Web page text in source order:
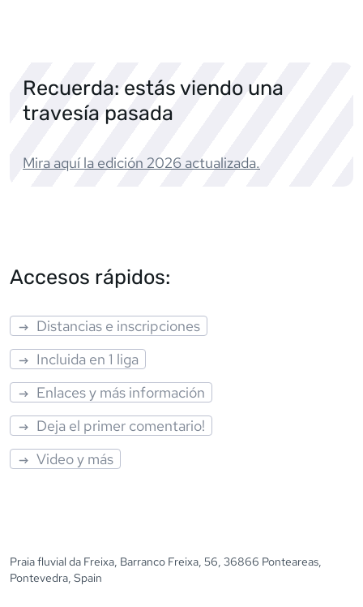
Recuerda: estás viendo una
travesía pasada
Mira aquí la edición 2026 actualizada.
Accesos rápidos:
Distancias e inscripciones
Incluida en 1 liga
Enlaces y más información
Deja el primer comentario!
Video y más
Praia fluvial da Freixa, Barranco Freixa, 56, 36866 Ponteareas,
Pontevedra, Spain